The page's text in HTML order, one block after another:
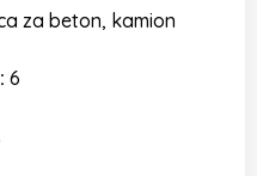
za beton, kamion
6